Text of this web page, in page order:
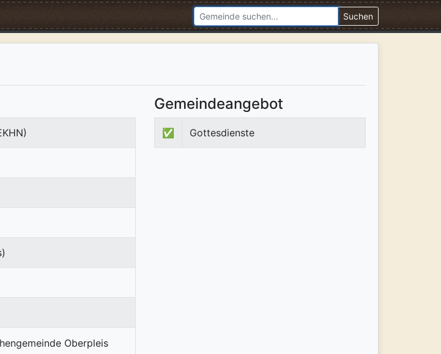
Suchen
Gemeindeangebot
✅ Gottesdienste